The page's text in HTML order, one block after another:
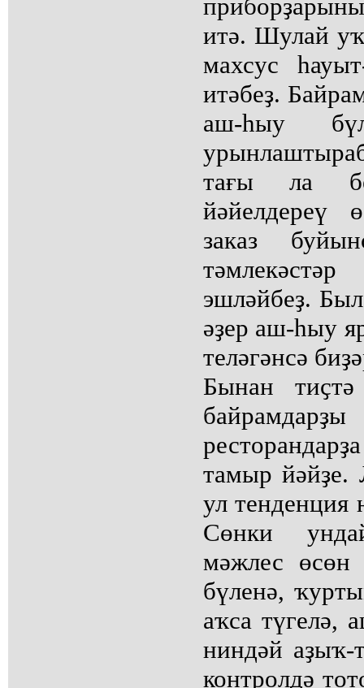
итә. Шулай
махсус
итәбеҙ.
аш-һыу
тағы ла
йәйелдереү
заказ
эшләйбеҙ.
әҙер аш-һыу
теләгәнсә
Бынан
тамыр йәйҙе.
ул тенденция
Сөнки
мәжлес өсөн
бүленә,
аҡса түгелә,
ниндәй аҙыҡ-
контролдә